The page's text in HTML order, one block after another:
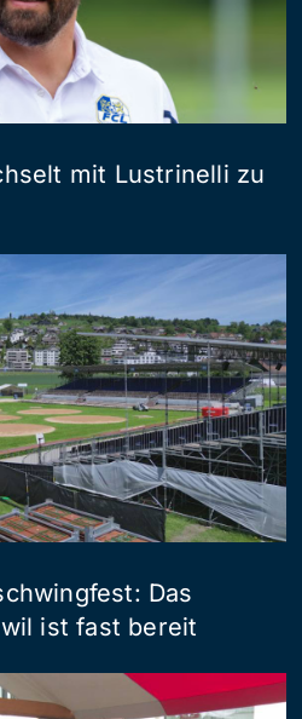
mit Lustrinelli zu
Das
ist fast bereit